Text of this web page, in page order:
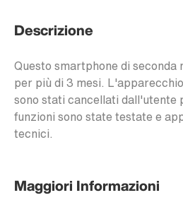
Descrizione
Questo smartphone di
per più di 3 mesi.
sono stati cancellati dall'utente
funzioni sono state testate e
tecnici.
Maggiori Informazioni